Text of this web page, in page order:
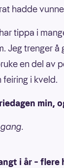
hadde
tippa i
Jeg trenger
en del av
i kveld.
min,
i år – flere